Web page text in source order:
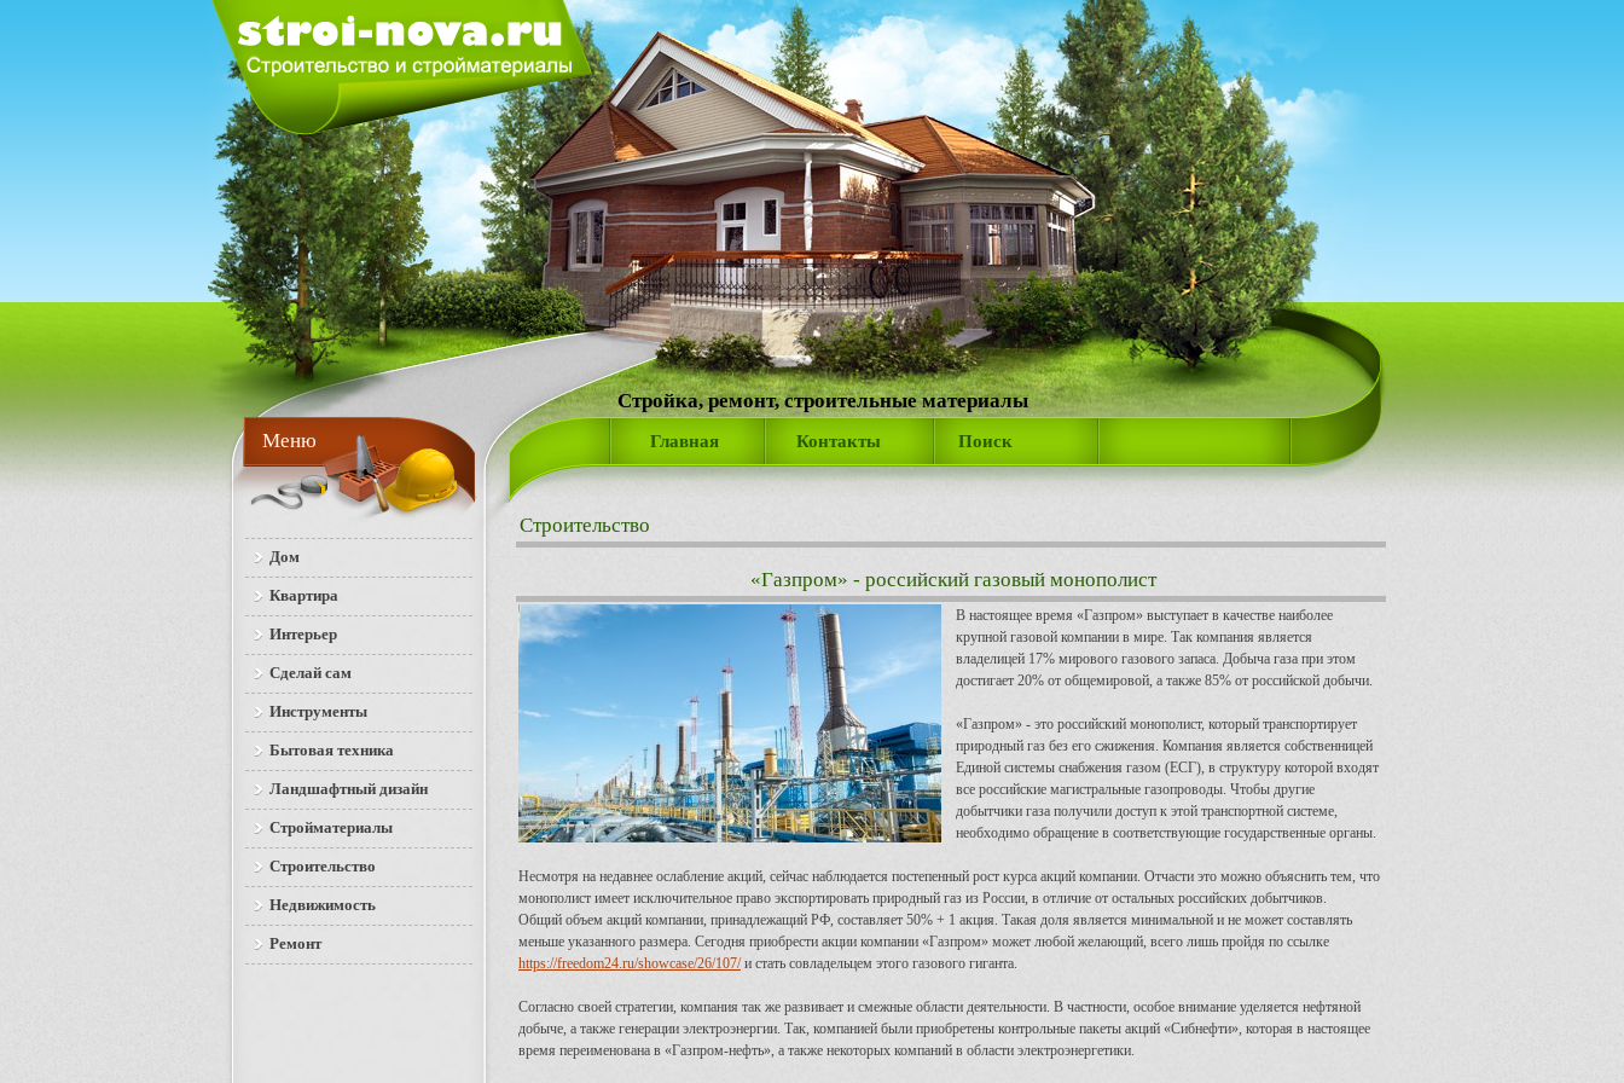
Стройка, ремонт, строительные материалы
Главная Контакты Поиск
Строительство
«Газпром» - российский газовый монополист
В настоящее время «Газпром» выступает в качестве наиболее
крупной газовой компании в мире. Так компания является
владелицей 17% мирового газового запаса. Добыча газа при этом
достигает 20% от общемировой, а также 85% от российской добычи.
«Газпром» - это российский монополист, который транспортирует
природный газ без его сжижения. Компания является собственницей
Единой системы снабжения газом (ЕСГ), в структуру которой входят
все российские магистральные газопроводы. Чтобы другие
добытчики газа получили доступ к этой транспортной системе,
необходимо обращение в соответствующие государственные органы.
Несмотря на недавнее ослабление акций, сейчас наблюдается постепенный рост курса акций компании. Отчасти это можно объяснить тем, что
монополист имеет исключительное право экспортировать природный газ из России, в отличие от остальных российских добытчиков.
Общий объем акций компании, принадлежащий РФ, составляет 50% + 1 акция. Такая доля является минимальной и не может составлять
меньше указанного размера. Сегодня приобрести акции компании «Газпром» может любой желающий, всего лишь пройдя по ссылке
https://freedom24.ru/showcase/26/107/и стать совладельцем этого газового гиганта.
Согласно своей стратегии, компания так же развивает и смежные области деятельности. В частности, особое внимание уделяется нефтяной
добыче, а также генерации электроэнергии. Так, компанией были приобретены контрольные пакеты акций «Сибнефти», которая в настоящее
время переименована в «Газпром-нефть», а также некоторых компаний в области электроэнергетики.
Меню
Дом
Квартира
Интерьер
Сделай сам
Инструменты
Бытовая техника
Ландшафтный дизайн
Стройматериалы
Строительство
Недвижимость
Ремонт